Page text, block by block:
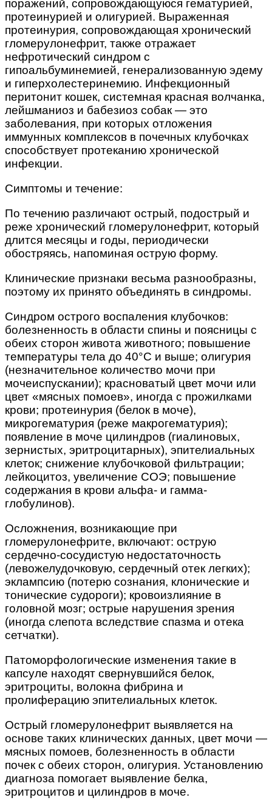
поражений, сопровождающуюся гематурией,
протеинурией и олигурией. Выраженная
протеинурия, сопровождающая хронический
гломерулонефрит, также отражает
нефротический синдром с
гипоальбуминемией, генерализованную эдему
и гиперхолестеринемию. Инфекционный
перитонит кошек, системная красная волчанка,
лейшманиоз и бабезиоз собак — это
заболевания, при которых отложения
иммунных комплексов в почечных клубочках
способствует протеканию хронической
инфекции.
Симптомы и течение:
По течению различают острый, подострый и
реже хронический гломерулонефрит, который
длится месяцы и годы, периодически
обостряясь, напоминая острую форму.
Клинические признаки весьма разнообразны,
поэтому их принято объединять в синдромы.
Синдром острого воспаления клубочков:
болезненность в области спины и поясницы с
обеих сторон живота животного; повышение
температуры тела до 40°С и выше; олигурия
(незначительное количество мочи при
мочеиспускании); красноватый цвет мочи или
цвет «мясных помоев», иногда с прожилками
крови; протеинурия (белок в моче),
микрогематурия (реже макрогематурия);
появление в моче цилиндров (гиалиновых,
зернистых, эритроцитарных), эпителиальных
клеток; снижение клубочковой фильтрации;
лейкоцитоз, увеличение СОЭ; повышение
содержания в крови альфа- и гамма-
глобулинов).
Осложнения, возникающие при
гломерулонефрите, включают: острую
сердечно-сосудистую недостаточность
(левожелудочковую, сердечный отек легких);
эклампсию (потерю сознания, клонические и
тонические судороги); кровоизлияние в
головной мозг; острые нарушения зрения
(иногда слепота вследствие спазма и отека
сетчатки).
Патоморфологические изменения такие в
капсуле находят свернувшийся белок,
эритроциты, волокна фибрина и
пролиферацию эпителиальных клеток.
Острый гломерулонефрит выявляется на
основе таких клинических данных, цвет мочи —
мясных помоев, болезненность в области
почек с обеих сторон, олигурия. Установлению
диагноза помогает выявление белка,
эритроцитов и цилиндров в моче.